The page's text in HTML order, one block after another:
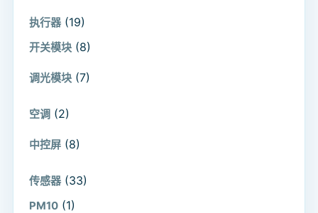
执行器 (19)
开关模块 (8)
调光模块 (7)
空调 (2)
中控屏 (8)
传感器 (33)
PM10 (1)